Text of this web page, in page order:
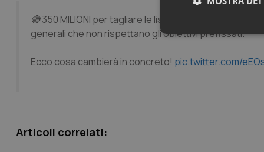
🔴 350 MILIONI per tagliare le liste d’attesa e dare più
generali che non rispettano gli obiettivi prefissati.
Ecco cosa cambierà in concreto! pic.twitter.com/
Articoli correlati: